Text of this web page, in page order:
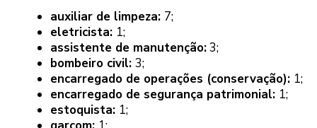
auxiliar de limpeza: 7;
eletricista: 1;
assistente de manutenção:3;
bombeiro civil: 3;
encarregado de operações (conservação): 1;
encarregado de segurança patrimonial: 1;
estoquista: 1;